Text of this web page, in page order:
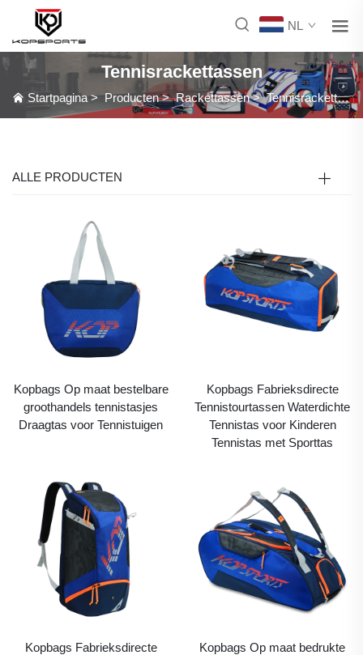
NL
Tennisrackettassen
Startpagina>Producten>Rackettassen>Tennisrackettassen
ALLE PRODUCTEN
Kopbags Op maat bestelbare
groothandels tennistasjes
Draagtas voor Tennistuigen
Kopbags Fabrieksdirecte
Tennistourtassen Waterdichte
Tennistas voor Kinderen
Tennistas met Sporttas
Kopbags Fabrieksdirecte
Kopbags Op maat bedrukte